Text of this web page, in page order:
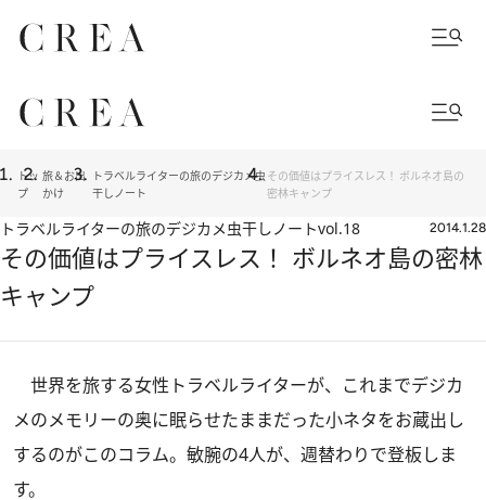
トッ
プ
旅＆お出
かけ
トラベルライターの旅のデジカメ虫
干しノート
その価値はプライスレス！ ボルネオ島の
密林キャンプ
トラベルライターの旅のデジカメ虫干しノートvol.18 2014.1.28
その価値はプライスレス！ ボルネオ島の密林
キャンプ
世界を旅する女性トラベルライターが、これまでデジカ
メのメモリーの奥に眠らせたままだった小ネタをお蔵出し
するのがこのコラム。敏腕の4人が、週替わりで登板しま
す。